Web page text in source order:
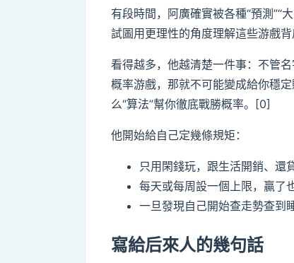
有段時間，阿廣確實被各種“預測”“
試圖用更理性的角度理解這些游戲
看得越多，他越清楚一件事：不管
概率游戲，那就不可能變成給你穩
么“算法”幫你徹底戰勝概率。[0]
他開始給自己定幾條規矩：
只用閑錢玩，跟生活開銷、還
每天或每周設一個上限，贏了
一旦發現自己開始查走勢查到
寫給后來人的幾句話